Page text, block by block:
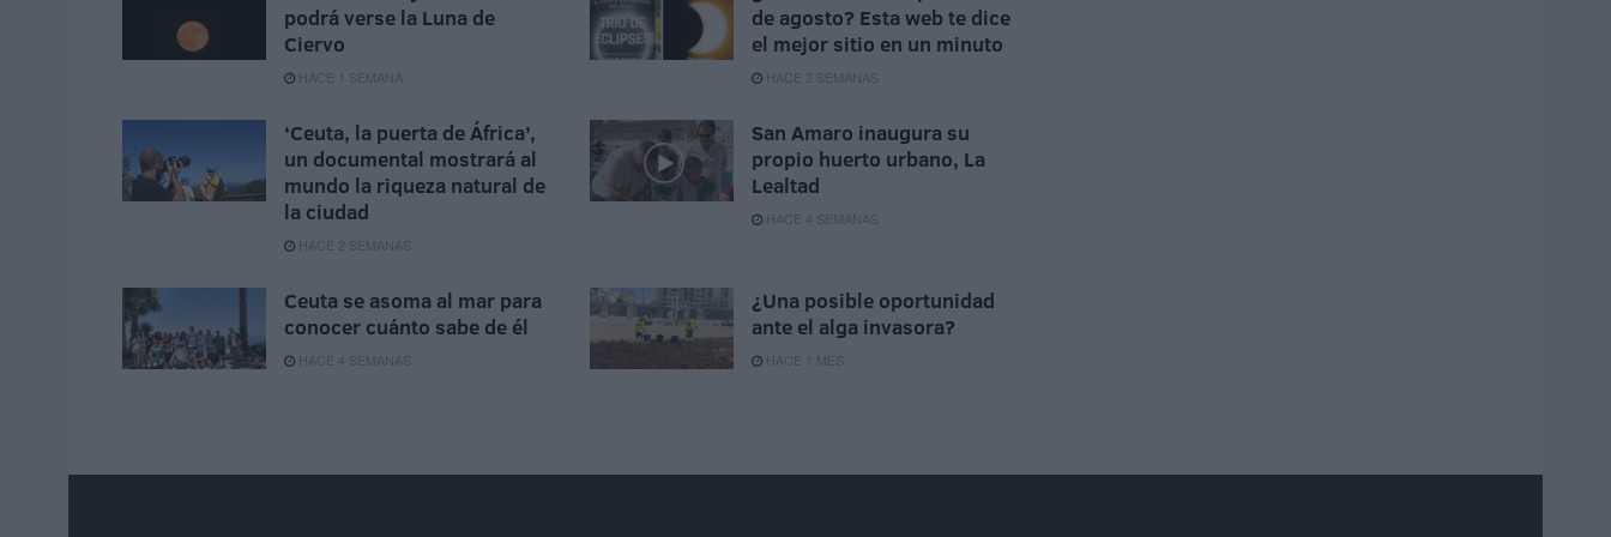
podrá verse la Luna de
Ciervo
HACE 1 SEMANA
de agosto? Esta web te dice
el mejor sitio en un minuto
HACE 2 SEMANAS
‘Ceuta, la puerta de África’,
un documental mostrará al
mundo la riqueza natural de
la ciudad
HACE 2 SEMANAS
San Amaro inaugura su
propio huerto urbano, La
Lealtad
HACE 4 SEMANAS
Ceuta se asoma al mar para
conocer cuánto sabe de él
HACE 4 SEMANAS
¿Una posible oportunidad
ante el alga invasora?
HACE 1 MES